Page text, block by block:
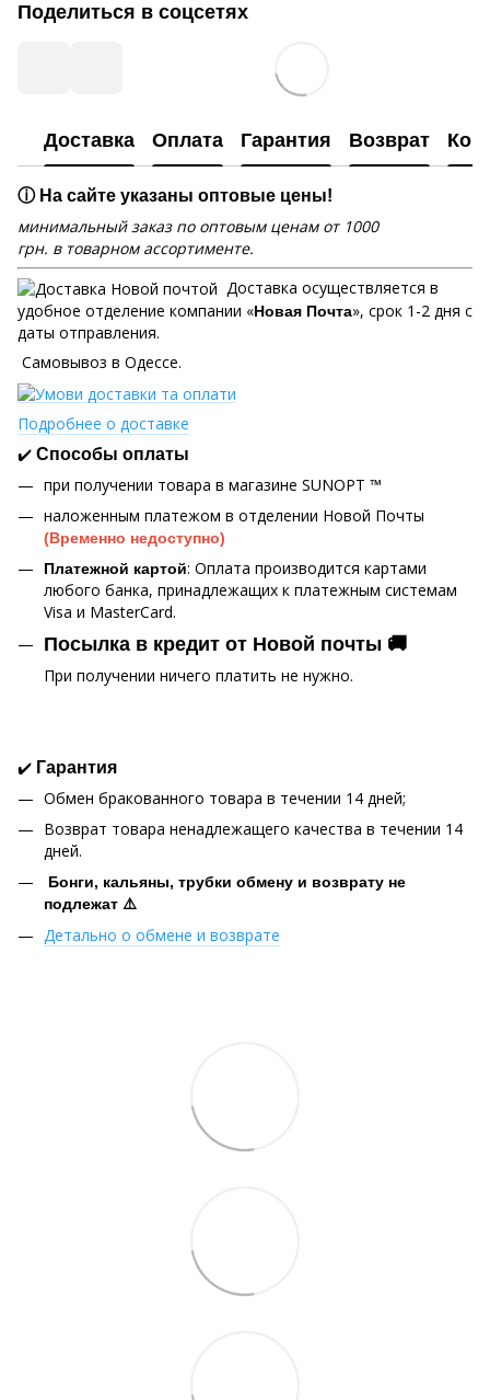
Поделиться в соцсетях
Доставка Оплата Гарантия Возврат
ⓘ На сайте указаны оптовые цены!
минимальный заказ по оптовым ценам от 1000
грн. в товарном ассортименте.
Доставка осуществляется в
удобное отделение компании «Новая Почта», срок 1-2 дня с
даты отправления.
Самовывоз в Одессе.
Подробнее о доставке
✔️ Способы оплаты
при получении товара в магазине SUNOPT ™
наложенным платежом в отделении Новой Почты
(Временно недоступно)
Платежной картой: Оплата производится картами
любого банка, принадлежащих к платежным системам
Visa и MasterCard.
Посылка в кредит от Новой почты 🚚
При получении ничего платить не нужно.
✔️ Гарантия
Обмен бракованного товара в течении 14 дней;
Возврат товара ненадлежащего качества в течении 14
дней.
Бонги, кальяны, трубки обмену и возврату не
подлежат ⚠️
Детально о обмене и возврате